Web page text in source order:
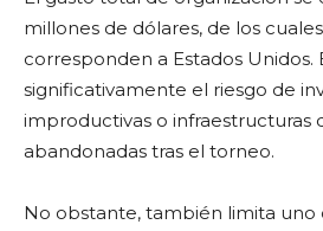
millones de dólares, de los cuales
corresponden a Estados Unidos.
significativamente el riesgo de
improductivas o infraestructuras
abandonadas tras el torneo.
No obstante, también limita uno